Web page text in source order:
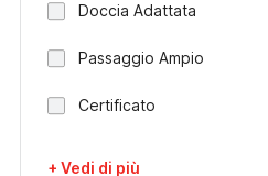
Doccia Adattata
Passaggio Ampio
Certificato
+ Vedi di più